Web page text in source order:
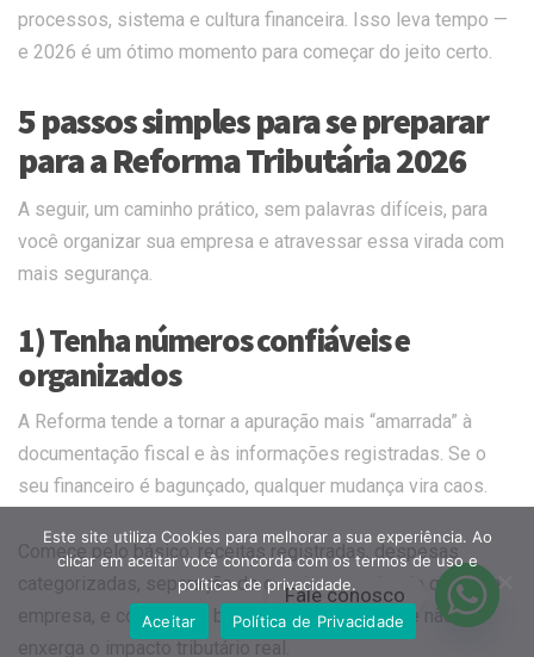
processos, sistema e cultura financeira. Isso leva tempo —
e 2026 é um ótimo momento para começar do jeito certo.
5 passos simples para se preparar
para a Reforma Tributária 2026
A seguir, um caminho prático, sem palavras difíceis, para
você organizar sua empresa e atravessar essa virada com
mais segurança.
1) Tenha números confiáveis e
organizados
A Reforma tende a tornar a apuração mais “amarrada” à
documentação fiscal e às informações registradas. Se o
seu financeiro é bagunçado, qualquer mudança vira caos.
Comece pelo básico: receitas registradas, despesas
categorizadas, separação do que é pessoal e do que é da
empresa, e conciliação bancária. Sem isso, você não
enxerga o impacto tributário real.
Este site utiliza Cookies para melhorar a sua experiência. Ao
clicar em aceitar você concorda com os termos de uso e
políticas de privacidade.
Aceitar
Política de Privacidade
Fale conosco